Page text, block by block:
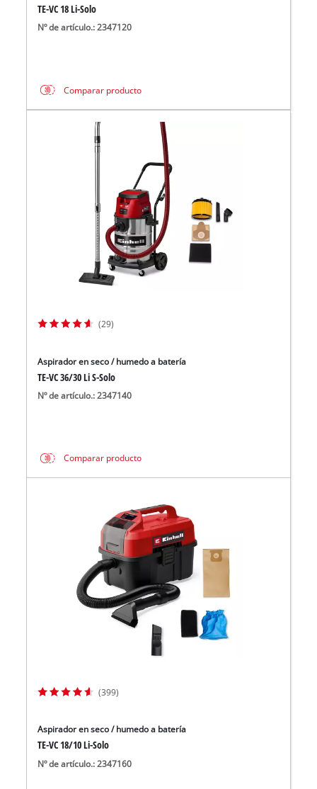
TE-VC 18 Li-Solo
Nº de artículo.: 2347120
Comparar producto
(29)
Aspirador en seco / humedo a batería
TE-VC 36/30 Li S-Solo
Nº de artículo.: 2347140
Comparar producto
(399)
Aspirador en seco / humedo a batería
TE-VC 18/10 Li-Solo
Nº de artículo.: 2347160